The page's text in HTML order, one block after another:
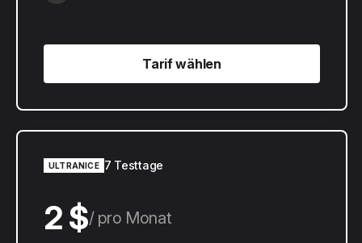
Tarif wählen
Tarif wählen
ULTRANICE 7 Testtage
2 $ pro Monat